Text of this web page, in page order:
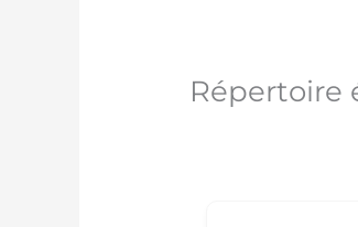
Répertoire